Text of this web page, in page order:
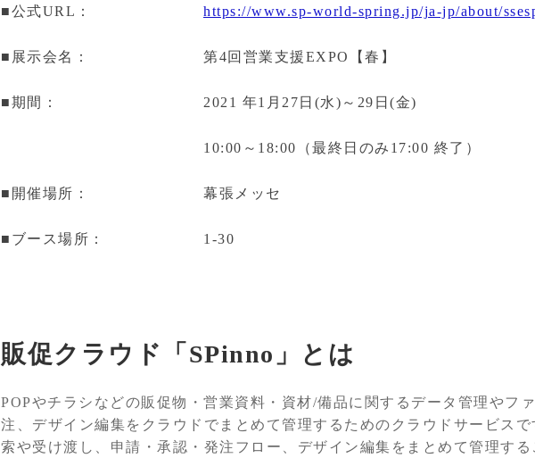
■公式URL： https://www.sp-world-spring.jp/ja-jp/about/
■展示会名： 第4回営業支援EXPO【春】
■期間： 2021 年1月27日(水)～29日(金)
10:00～18:00（最終日のみ17:00 終了）
■開催場所： 幕張メッセ
■ブース場所： 1-30
販促クラウド「SPinno」とは
POPやチラシなどの販促物・営業資料・資材/備品に関するデータ管理やフ
注、デザイン編集をクラウドでまとめて管理するためのクラウドサービス
索や受け渡し、申請・承認・発注フロー、デザイン編集をまとめて管理す